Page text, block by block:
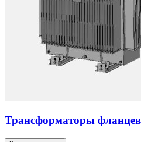
Трансформаторы